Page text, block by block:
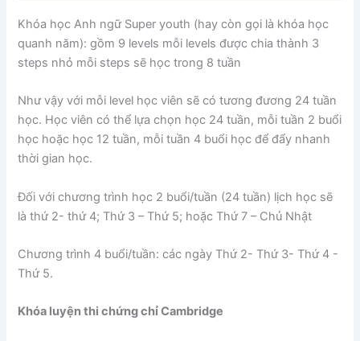
Khóa học Anh ngữ Super youth (hay còn gọi là khóa học
quanh năm): gồm 9 levels mỗi levels được chia thành 3
steps nhỏ mỗi steps sẽ học trong 8 tuần
Như vậy với mỗi level học viên sẽ có tương đương 24 tuần
học. Học viên có thể lựa chọn học 24 tuần, mỗi tuần 2 buổi
học hoặc học 12 tuần, mỗi tuần 4 buổi học để đẩy nhanh
thời gian học.
Đối với chương trình học 2 buổi/tuần (24 tuần) lịch học sẽ
là thứ 2- thứ 4; Thứ 3 – Thứ 5; hoặc Thứ 7 – Chủ Nhật
Chương trình 4 buổi/tuần: các ngày Thứ 2- Thứ 3- Thứ 4 -
Thứ 5.
Khóa luyện thi chứng chỉ Cambridge